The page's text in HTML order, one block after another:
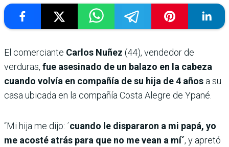
El comerciante Carlos Nuñez (44), vendedor de
verduras, fue asesinado de un balazo en la cabeza
cuando volvía en compañía de su hija de 4 años a su
casa ubicada en la compañía Costa Alegre de Ypané.
“Mi hija me dijo: ´cuando le dispararon a mi papá, yo
me acosté atrás para que no me vean a mí´, y apretó